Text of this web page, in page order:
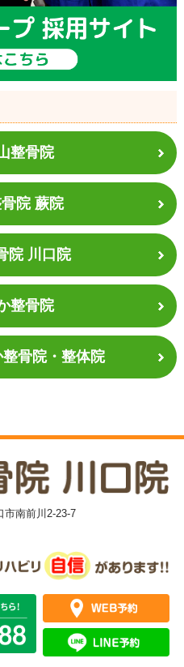
整骨院
院 蕨院
院 川口院
整骨院
整骨院・整体院
市南前川2-23-7